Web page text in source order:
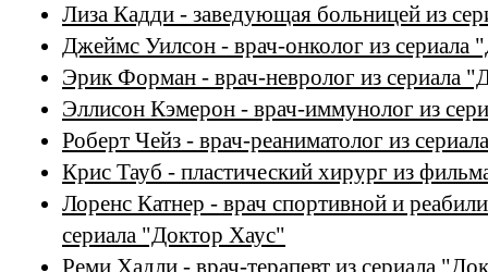
Лиза Кадди - заведующая больницей из
Джеймс Уилсон - врач-онколог из сериала
Эрик Форман - врач-невролог из сериала
Эллисон Кэмерон - врач-иммунолог из
Роберт Чейз - врач-реаниматолог из
Крис Тауб - пластический хирург из
Лоренс Катнер - врач спортивной и
сериала "Доктор Хаус"
Реми Хадли - врач-терапевт из сериала